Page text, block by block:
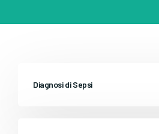
Diagnosi di Sepsi